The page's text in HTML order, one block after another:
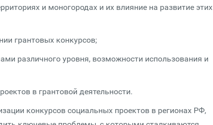
и моногородах и их влияние на развитие этих
грантовых конкурсов;
различного уровня, возможности использования и
в грантовой деятельности.
конкурсов социальных проектов в регионах РФ,